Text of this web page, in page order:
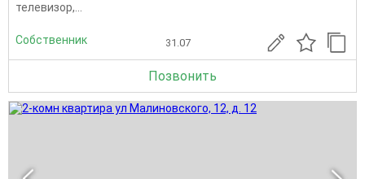
телевизор,...
Собственник 31.07
Позвонить